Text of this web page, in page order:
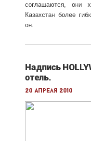
соглашаются, они
Казахстан более
он.
Надпись
отель.
20 апреля 2010